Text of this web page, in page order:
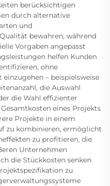
berücksichtigen
durch alternative
und
bewahren, während
Vorgaben angepasst
helfen Kunden
ohne
– beispielsweise
die Auswahl
die Wahl effizienter
eines Projekts
Projekte in einem
zu kombinieren, ermöglicht
zu profitieren, die
Unternehmen
die Stückkosten senken
zu